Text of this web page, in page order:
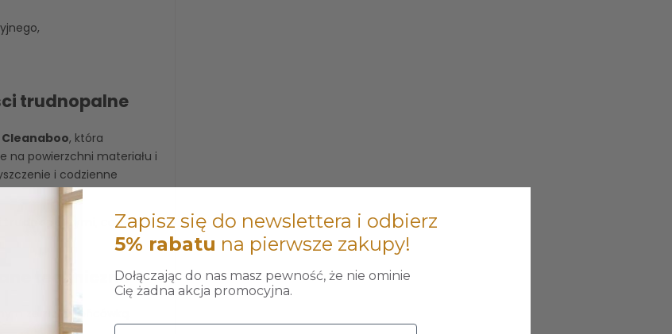
trudnopalne
Cleanaboo, która
na powierzchni materiału i
i codzienne
, co zostało
techniczne
ze złotą końcówką.
Zapisz się do newslettera i odbierz
5% rabatu na pierwsze zakupy!
Dołączając do nas masz pewność, że nie ominie
Cię żadna akcja promocyjna.